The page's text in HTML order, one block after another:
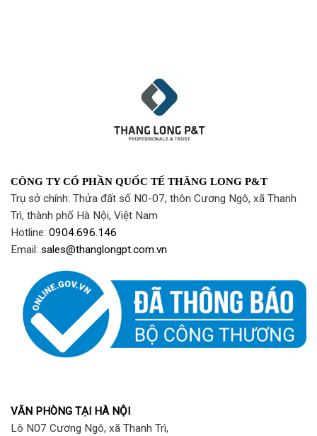
CÔNG TY CỔ PHẦN QUỐC TẾ THĂNG LONG P&T
Trụ sở chính: Thửa đất số N0-07, thôn Cương Ngô, xã Thanh
Trì, thành phố Hà Nội, Việt Nam
Hotline: 0904.696.146
Email: sales@thanglongpt.com.vn
VĂN PHÒNG TẠI HÀ NỘI
Lô N07 Cương Ngô, xã Thanh Trì,